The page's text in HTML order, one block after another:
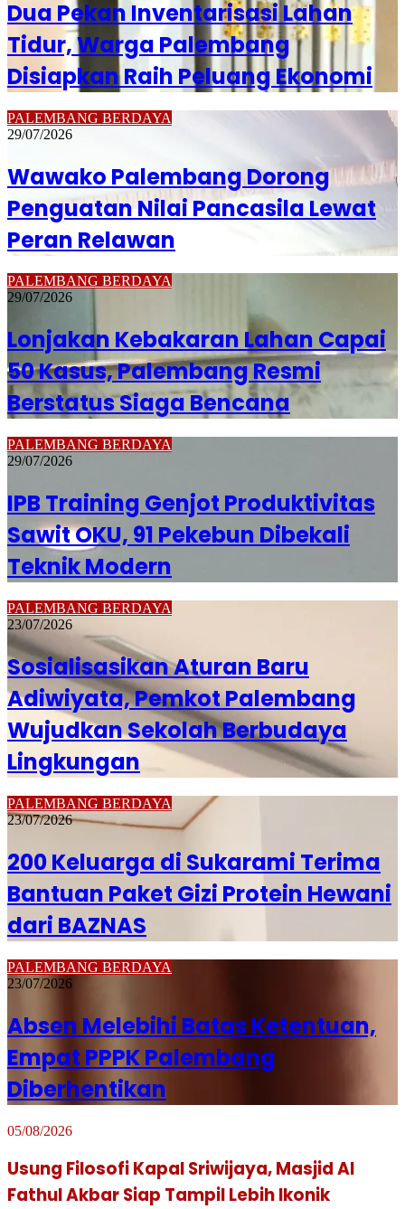
Dua Pekan Inventarisasi Lahan
Tidur, Warga Palembang
Disiapkan Raih Peluang Ekonomi
PALEMBANG BERDAYA
29/07/2026
Wawako Palembang Dorong
Penguatan Nilai Pancasila Lewat
Peran Relawan
PALEMBANG BERDAYA
29/07/2026
Lonjakan Kebakaran Lahan Capai
50 Kasus, Palembang Resmi
Berstatus Siaga Bencana
PALEMBANG BERDAYA
29/07/2026
IPB Training Genjot Produktivitas
Sawit OKU, 91 Pekebun Dibekali
Teknik Modern
PALEMBANG BERDAYA
23/07/2026
Sosialisasikan Aturan Baru
Adiwiyata, Pemkot Palembang
Wujudkan Sekolah Berbudaya
Lingkungan
PALEMBANG BERDAYA
23/07/2026
200 Keluarga di Sukarami Terima
Bantuan Paket Gizi Protein Hewani
dari BAZNAS
PALEMBANG BERDAYA
23/07/2026
Absen Melebihi Batas Ketentuan,
Empat PPPK Palembang
Diberhentikan
05/08/2026
Usung Filosofi Kapal Sriwijaya, Masjid Al
Fathul Akbar Siap Tampil Lebih Ikonik